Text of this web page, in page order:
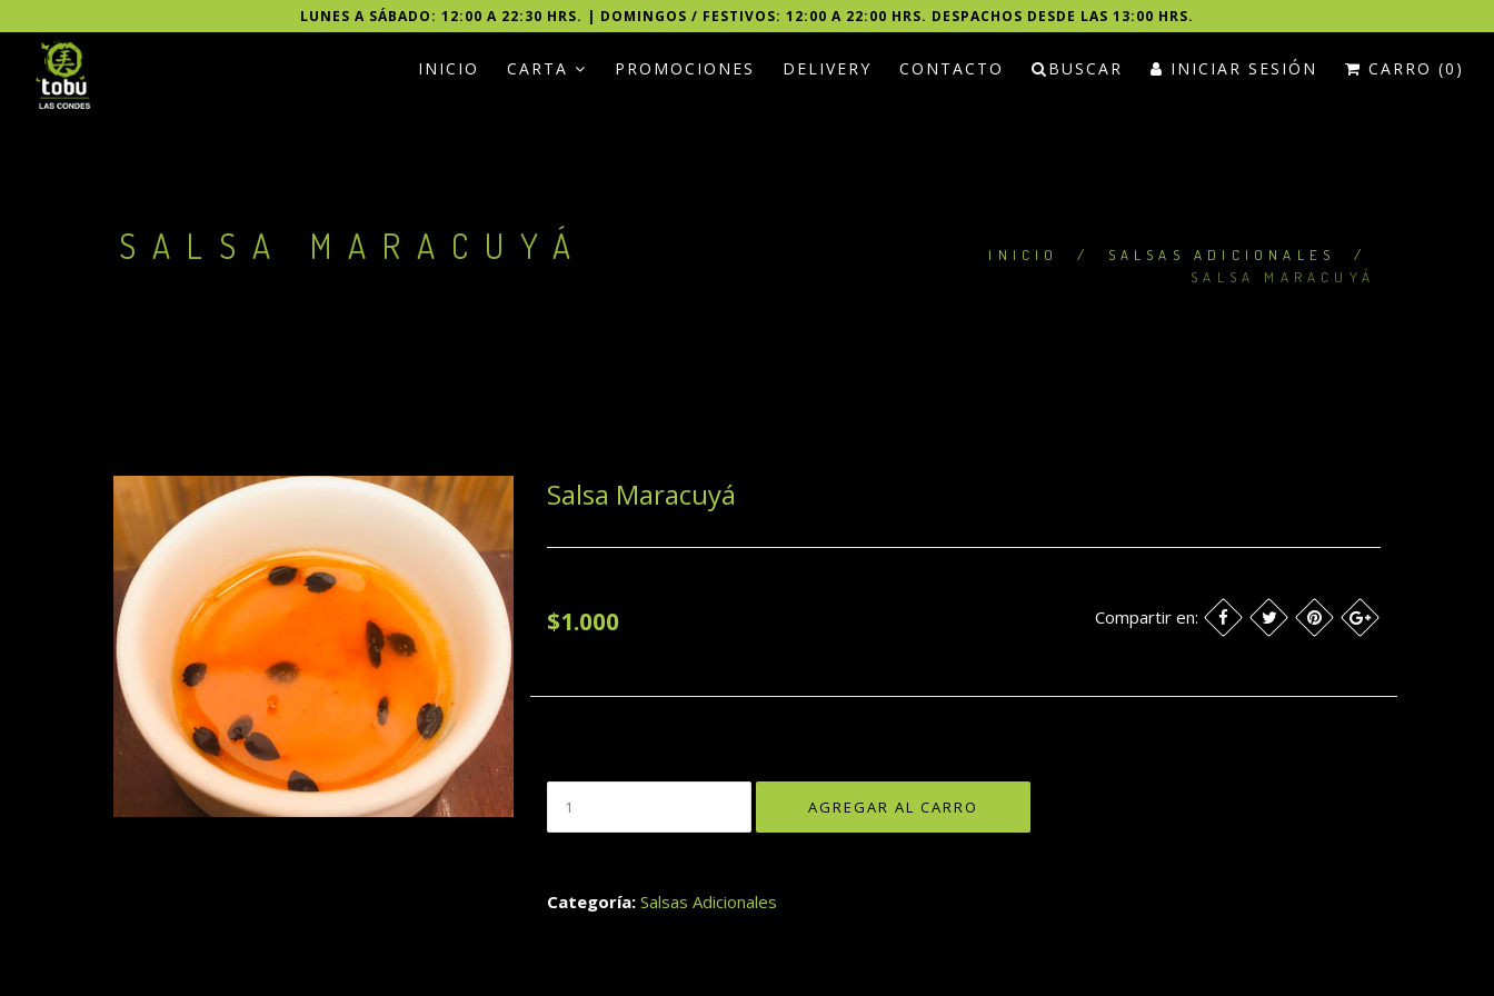
LUNES A SÁBADO: 12:00 A 22:30 HRS. | DOMINGOS / FESTIVOS: 12:00 A 22:00 HRS. DESPACHOS DESDE LAS 13:00 HRS.
INICIO CARTA PROMOCIONES DELIVERY CONTACTO BUSCAR INICIAR SESIÓN CARRO (0)
SALSA MARACUYÁ INICIO / SALSAS ADICIONALES
/
SALSA MARACUYÁ
Salsa Maracuyá
$1.000 Compartir en:
Categoría: Salsas Adicionales